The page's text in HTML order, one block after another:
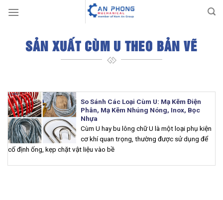
SẢN XUẤT CÙM U THEO BẢN VẼ
So Sánh Các Loại Cùm U: Mạ Kẽm Điện
Phân, Mạ Kẽm Nhúng Nóng, Inox, Bọc
Nhựa
Cùm U hay bu lông chữ U là một loại phụ kiện
cơ khí quan trọng, thường được sử dụng để
cố định ống, kẹp chặt vật liệu vào bề